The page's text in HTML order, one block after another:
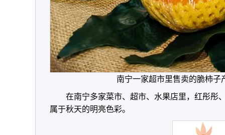
南宁一家超市里售卖的脆柿子
在南宁多家菜市、超市、水果店里，红彤彤
属于秋天的明亮色彩。